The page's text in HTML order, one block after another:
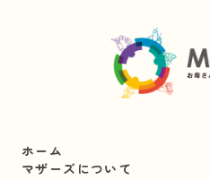
ホーム
マザーズについて